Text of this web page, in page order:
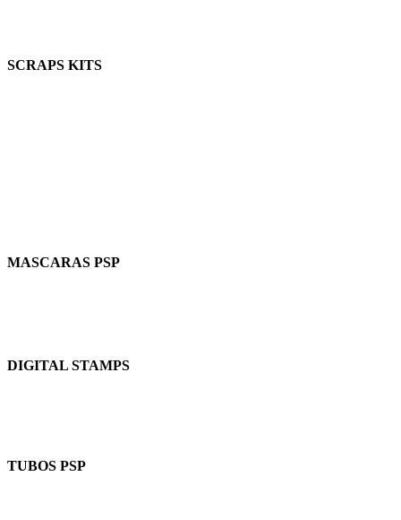
SCRAPS KITS
MASCARAS PSP
DIGITAL STAMPS
TUBOS PSP